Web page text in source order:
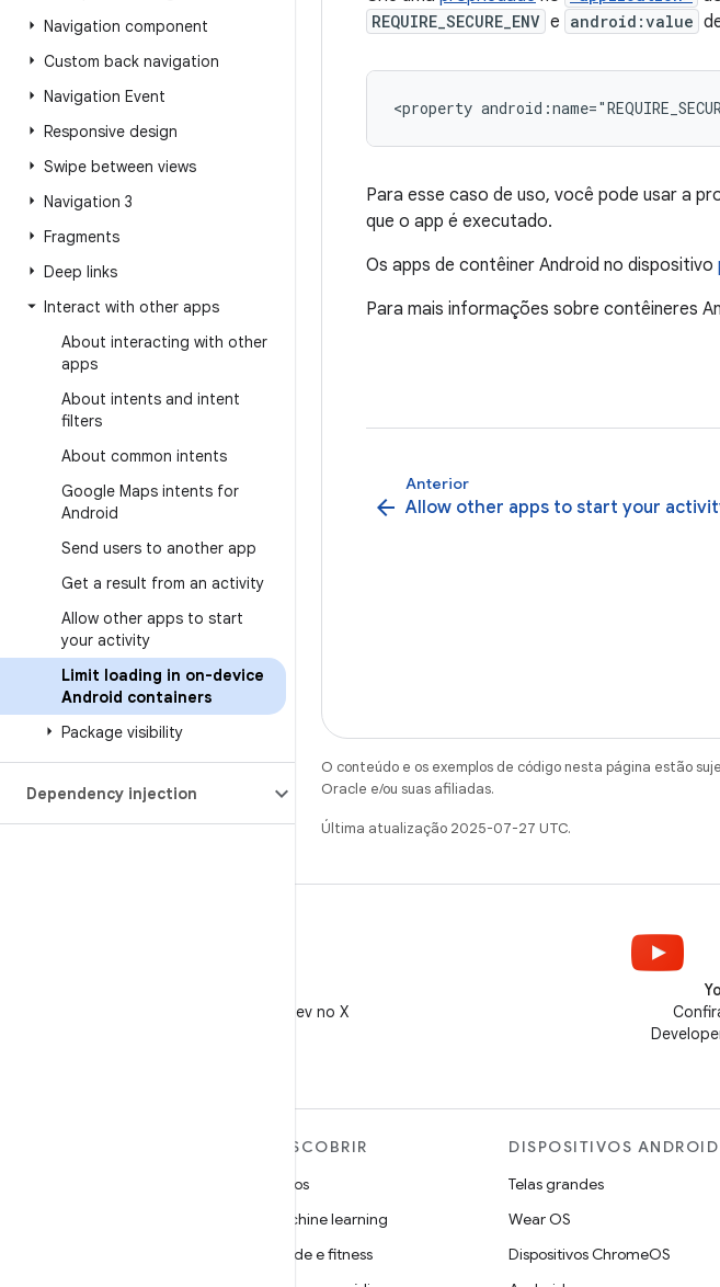
Navigation component
Custom back navigation
Navigation Event
Responsive design
Swipe between views
Navigation 3
Fragments
Deep links
Interact with other apps
About interacting with other
apps
About intents and intent
filters
About common intents
Google Maps intents for
Android
Send users to another app
Get a result from an activity
Allow other apps to start
your activity
Limit loading in on-device
Android containers
Package visibility
Dependency injection
REQUIRE_SECURE_ENV e android:value
<property
Para esse caso de uso, você pode usar a
que o app é executado.
Os apps de contêiner Android no dispositivo
Para mais informações sobre contêineres
Anterior
arrow_back Allow other apps to start your
O conteúdo e os exemplos de código nesta página estão
Oracle e/ou suas afiliadas.
Última atualização 2025-07-27 UTC.
Siga @AndroidDev no X
DESCOBRIR
Jogos
Machine learning
Saúde e fitness
DISPOSITIVOS ANDROID
Telas grandes
Wear OS
Dispositivos ChromeOS